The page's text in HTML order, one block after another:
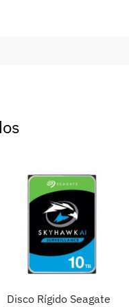
Disco Rígido Seagate